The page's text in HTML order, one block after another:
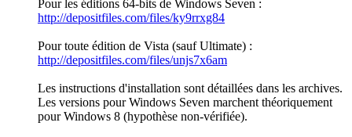
Pour les éditions 64-bits de Windows Seven :
http://depositfiles.com/files/ky9rrxg84
Pour toute édition de Vista (sauf Ultimate) :
http://depositfiles.com/files/unjs7x6am
Les instructions d'installation sont détaillées dans les archives.
Les versions pour Windows Seven marchent théoriquement
pour Windows 8 (hypothèse non-vérifiée).